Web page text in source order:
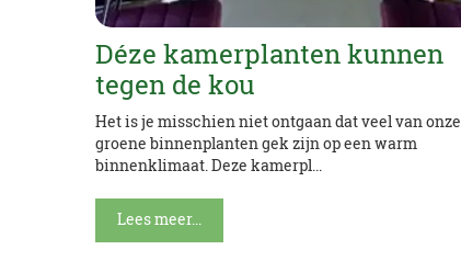
Déze kamerplanten kunnen
tegen de kou
Het is je misschien niet ontgaan dat veel van onze
groene binnenplanten gek zijn op een warm
binnenklimaat. Deze kamerpl...
Lees meer...